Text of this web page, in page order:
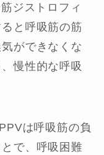
ジストロフィ
と呼吸筋の筋
ができなくな
慢性的な呼吸
は呼吸筋の負
で、呼吸困難